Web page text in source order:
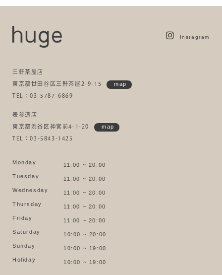
Instagram
三軒茶屋店
東京都世田谷区三軒茶屋2-9-15 map
TEL：03-5787-6869
表参道店
東京都渋谷区神宮前4-1-20 map
TEL：03-5843-1425
Monday
11:00 ~ 20:00
Tuesday
11:00 ~ 20:00
Wednesday
11:00 ~ 20:00
Thursday
11:00 ~ 20:00
Friday
11:00 ~ 20:00
Saturday
10:00 ~ 20:00
Sunday
10:00 ~ 19:00
Holiday
10:00 ~ 19:00